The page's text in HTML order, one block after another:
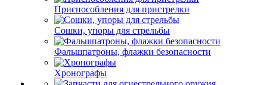
Приспособления для пристрелки
Сошки, упоры для стрельбы
Фальшпатроны, флажки безопасности
Хронографы